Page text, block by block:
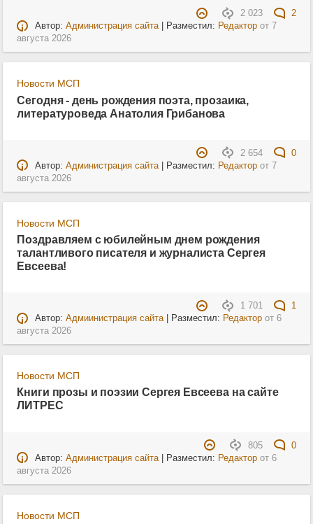
2 023
2
Автор: Администрация сайта| Разместил: Редакторот 7
августа 2026
Новости МСП
Сегодня - день рождения поэта, прозаика,
литературоведа Анатолия Грибанова
2 654
0
Автор: Администрация сайта| Разместил: Редакторот 7
августа 2026
Новости МСП
Поздравляем с юбилейным днем рождения
талантливого писателя и журналиста Сергея
Евсеева!
1 701
1
Автор: Адмиинистрация сайта| Разместил: Редакторот 6
августа 2026
Новости МСП
Книги прозы и поэзии Сергея Евсеева на сайте
ЛИТРЕС
805
0
Автор: Администрация сайта| Разместил: Редакторот 6
августа 2026
Новости МСП